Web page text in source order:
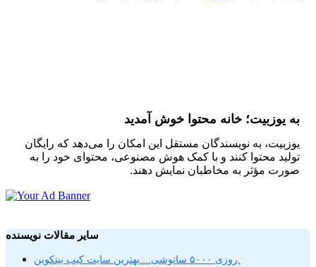
به یوزبیت؛ خانه محتوا خوش آمدید
یوزبیت، به نویسندگان مستقل این امکان را می‌دهد که رایگان
تولید محتوا کنند و با کمک هوش مصنوعی، محتوای خود را به
صورت مؤثر به مخاطبان نمایش دهند.
سایر مقالات نویسنده
روزی ۵۰۰۰ ساتوشی....بهترین سایت کیب بیتکوین.